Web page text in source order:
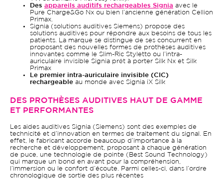
Des appareils auditifs rechargeables Signia avec le
Pure Charge&Go Nx ou bien l’ancienne génération Cellion
Primax.
Signia (solutions auditives Siemens) propose des
solutions auditives pour répondre aux besoins de tous les
patients. La marque se distingue de ses concurrent en
proposant des nouvelles formes de prothèses auditives
innovantes comme le Slim-Ric Styletto ou l’intra-
auriculaire invisible Signia prêt à porter Silk Nx et Silk
Primax
Le premier intra-auriculaire invisible (CIC)
rechargeable au monde avec Signia iX Silk
DES PROTHÈSES AUDITIVES HAUT DE GAMME
ET PERFORMANTES
Les aides auditives Signia (Siemens) sont des exemples de
technicité et d’innovation en termes de traitement du signal. En
effet, le fabricant accorde beaucoup d’importance à la
recherche et développement, proposant à chaque génération
de puce, une technologie de pointe (Best Sound Technology)
qui marque un bond en avant pour la compréhension,
l’immersion ou le confort d’écoute. Parmi celles-ci, dans l’ordre
chronologique de sortie des plus récentes